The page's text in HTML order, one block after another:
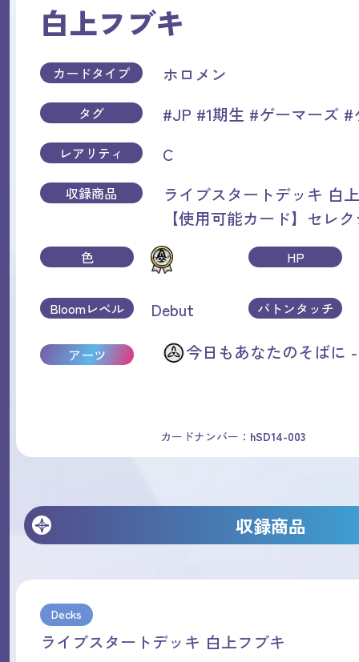
白上フブキ
カードタイプ ホロメン
タグ #JP #1期生 #ゲーマーズ #
レアリティ C
収録商品
ライブスタートデッキ 白
【使用可能カード】セレ
色 HP
Bloomレベル Debut バトンタッチ
アーツ 今日もあなたのそば
カードナンバー： hSD14-003
収録商品
Decks
ライブスタートデッキ 白上フブキ